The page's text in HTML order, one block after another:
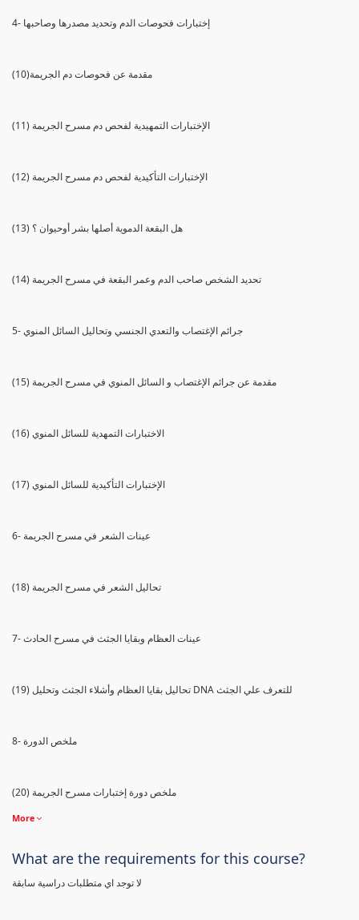
4- إختبارات فحوصات الدم وتحديد مصدرها وصاحبها
(10)مقدمة عن فحوصات دم الجريمة
(11) الإختبارات التمهيدية لفحص دم مسرح الجريمة
(12) الإختبارات التأكيدية لفحص دم مسرح الجريمة
(13) هل البقعة الدموية أصلها بشر أوحيوان ؟
(14) تحديد الشخص صاحب الدم وعمر البقعة في مسرح الجريمة
5- جرائم الإغتصاب والتعدي الجنسي وتحاليل السائل المنوي
(15) مقدمة عن جرائم الإغتصاب و السائل المنوي في مسرح الجريمة
(16) الاختبارات التمهدية للسائل المنوي
(17) الإختبارات التأكيدية للسائل المنوي
6- عينات الشعر في مسرح الجريمة
(18) تحاليل الشعر في مسرح الجريمة
7- عينات العظام وبقايا الجثث في مسرح الحادث
(19) تحاليل بقايا العظام وأشلاء الجثث وتحليل DNA للتعرف علي الجثث
8- ملخص الدورة
(20) ملخص دورة إختبارات مسرح الجريمة
More
What are the requirements for this course?
لا توجد اي متطلبات دراسية سابقة